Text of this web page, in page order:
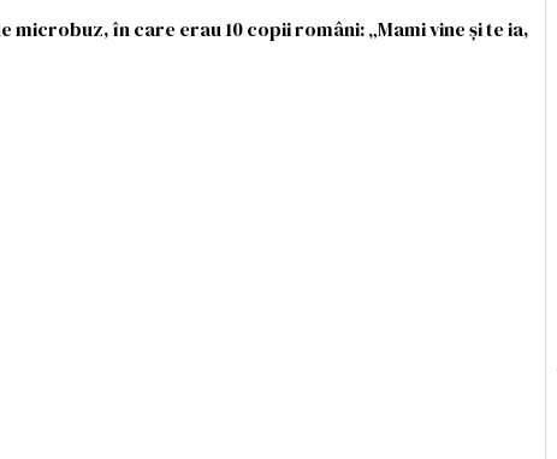
în care erau 10 copii români: „Mami vine şi te ia,